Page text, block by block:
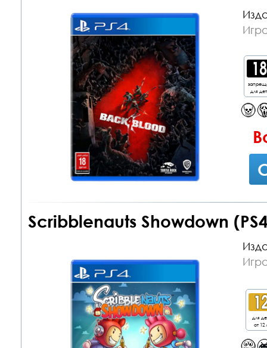
для
Scribblenauts Showdown
для
от 12